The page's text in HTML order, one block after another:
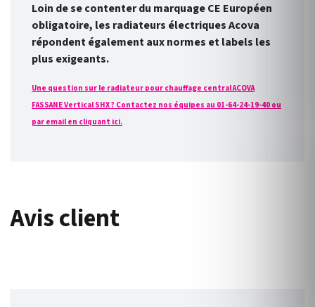
Loin de se contenter du marquage CE Européen
obligatoire, les radiateurs électriques Acova
répondent également aux normes et labels les
plus exigeants.
Une question sur le radiateur pour chauffage central ACOVA
FASSANE Vertical SHX ? Contactez nos équipes au 01-64-24-19-40 ou
par email en cliquant ici.
Avis client